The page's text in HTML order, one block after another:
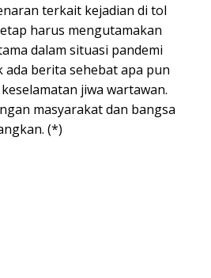
terkait kejadian di tol
harus mengutamakan
dalam situasi pandemi
ada berita sehebat apa pun
jiwa wartawan.
masyarakat dan bangsa
(*)